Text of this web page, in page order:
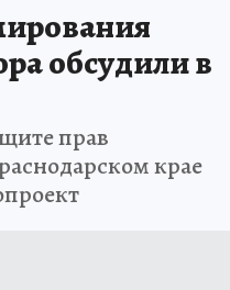
обсудили в
прав
крае